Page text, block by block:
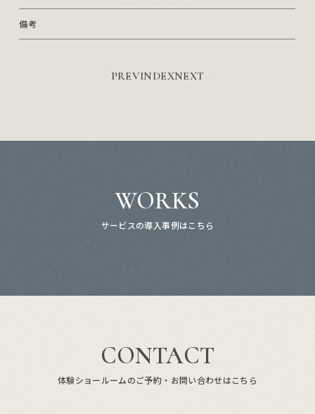
備考
PREVINDEXNEXT
WORKS
サービスの導入事例はこちら
CONTACT
体験ショールームのご予約・お問い合わせはこちら